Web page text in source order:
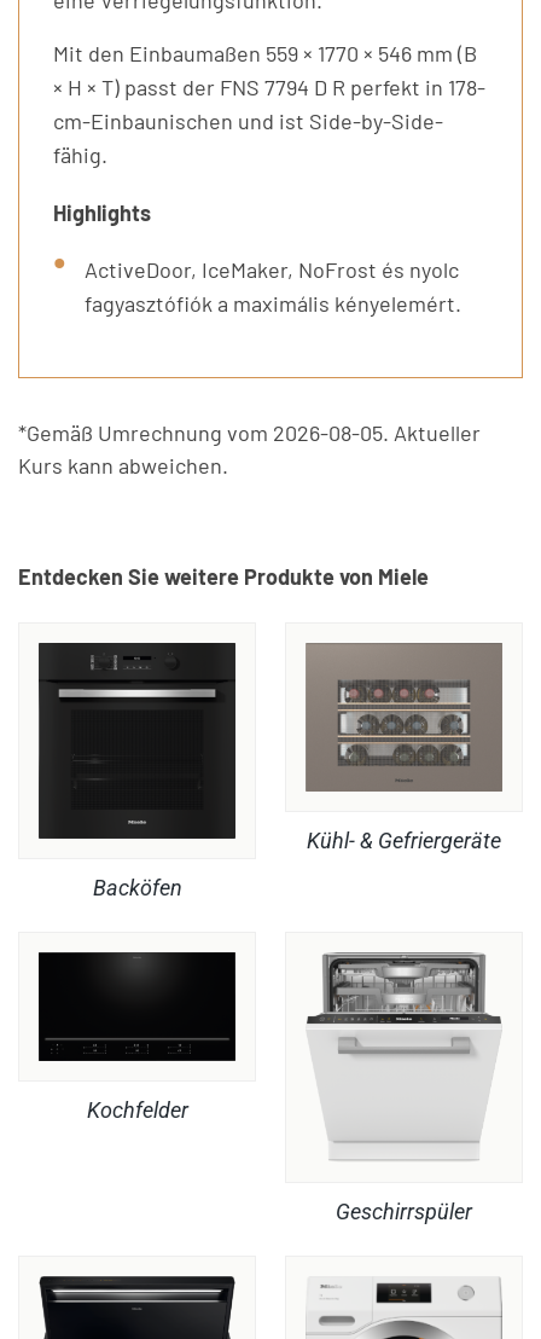
Mit den Einbaumaßen 559 × 1770 × 546 mm (B
× H × T) passt der FNS 7794 D R perfekt in 178-
cm-Einbaunischen und ist Side-by-Side-
fähig.
Highlights
ActiveDoor, IceMaker, NoFrost és nyolc
fagyasztófiók a maximális kényelemért.
*Gemäß Umrechnung vom 2026-08-05. Aktueller
Kurs kann abweichen.
Entdecken Sie weitere Produkte von Miele
Backöfen
Kühl- & Gefriergeräte
Kochfelder
Geschirrspüler